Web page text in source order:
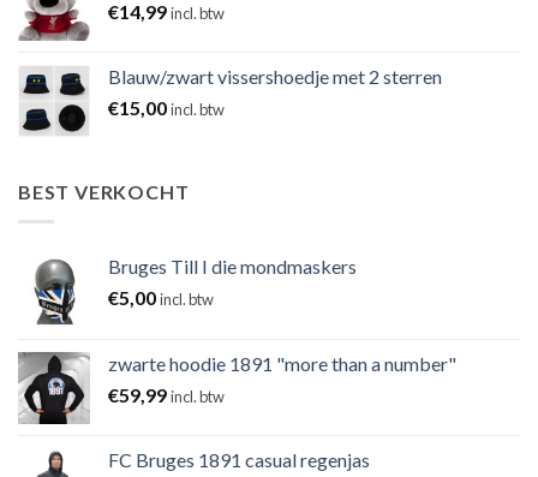
€14,99incl. btw
Blauw/zwart vissershoedje met 2 sterren
€15,00incl. btw
BEST VERKOCHT
Bruges Till I die mondmaskers
€5,00incl. btw
zwarte hoodie 1891 "more than a number"
€59,99incl. btw
FC Bruges 1891 casual regenjas